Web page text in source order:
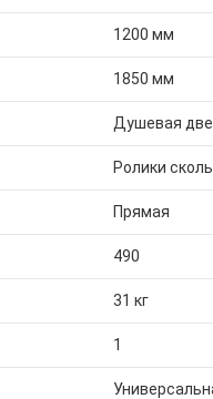
1200 мм
1850 мм
Душевая
Ролики
Прямая
490
31 кг
1